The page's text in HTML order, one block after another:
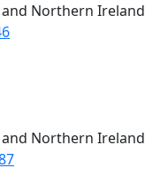
Northern Ireland
Northern Ireland